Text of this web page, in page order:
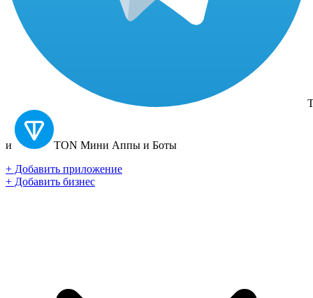
и TON Мини Аппы и Боты
+ Добавить приложение
+ Добавить бизнес